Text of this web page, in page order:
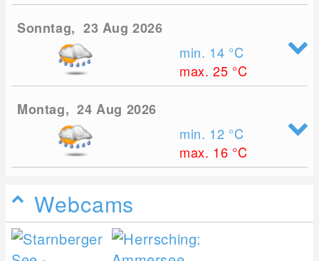
Sonntag, 23 Aug 2026
min. 14 °C
max. 25 °C
Montag, 24 Aug 2026
min. 12 °C
max. 16 °C
Webcams